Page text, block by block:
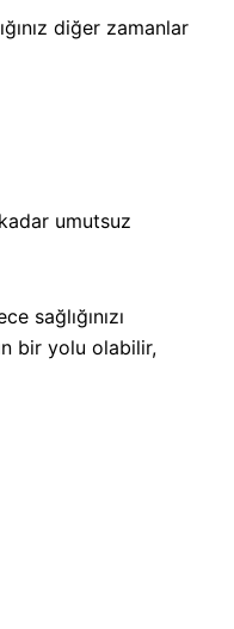
diğer zamanlar
umutsuz
sağlığınızı
bir yolu olabilir,